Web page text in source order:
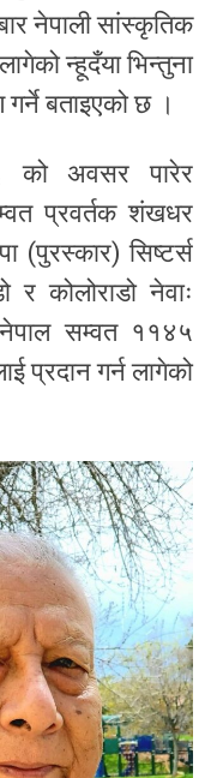
नेपाली सांस्कृतिक
न्हूदँया भिन्तुना
बताइएको छ ।
को अवसर पारेर
प्रवर्तक शंखधर
(पुरस्कार) सिष्टर्स
र कोलोराडो नेवाः
सम्वत ११४५
प्रदान गर्न लागेको